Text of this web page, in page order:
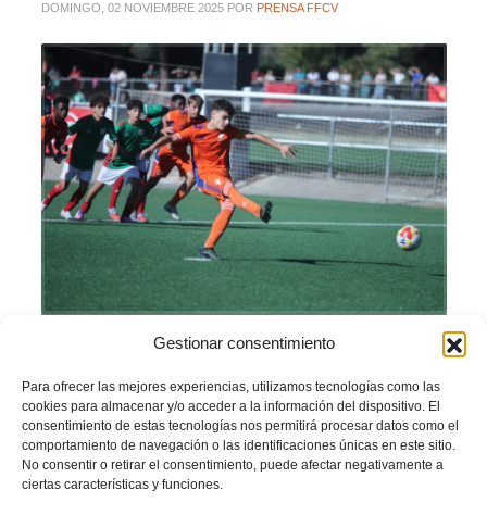
Gestionar consentimiento
Para ofrecer las mejores experiencias, utilizamos tecnologías como las
cookies para almacenar y/o acceder a la información del dispositivo. El
consentimiento de estas tecnologías nos permitirá procesar datos como el
comportamiento de navegación o las identificaciones únicas en este sitio.
No consentir o retirar el consentimiento, puede afectar negativamente a
ciertas características y funciones.
DOMINGO, 02 NOVIEMBRE 2025 POR PRENSA FFCV
tres, en los partidos jugados en esta
Primera Fase
Ciudad Deportiva del
Valencia CF
La de hoy frente a Euskadi, a diferencia de las brillantes actuaciones
anteriores, ha sido una victoria de oficio, de saber esperar el momento
adecuado del encuentro para golpear y de tener el balón para no recibir